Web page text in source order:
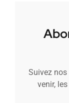
Suivez
venir,